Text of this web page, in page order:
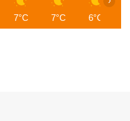
7°C 7°C 6°C